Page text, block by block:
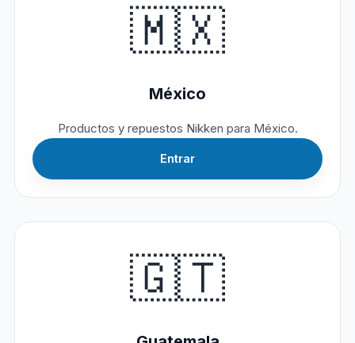
🇲🇽
México
Productos y repuestos Nikken para México.
Entrar
🇬🇹